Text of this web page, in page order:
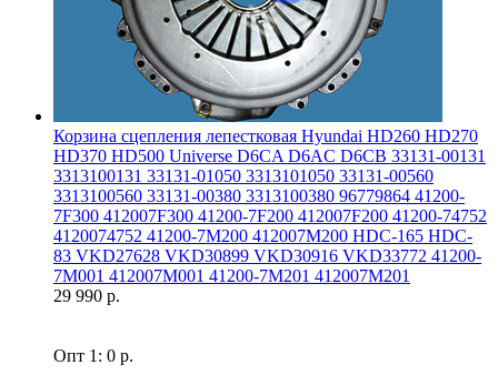
Корзина сцепления лепестковая Hyundai HD260 HD270
HD370 HD500 Universe D6CA D6AC D6CB 33131-00131
3313100131 33131-01050 3313101050 33131-00560
3313100560 33131-00380 3313100380 96779864 41200-
7F300 412007F300 41200-7F200 412007F200 41200-74752
4120074752 41200-7M200 412007M200 HDC-165 HDC-
83 VKD27628 VKD30899 VKD30916 VKD33772 41200-
7M001 412007M001 41200-7M201 412007M201
29 990 р.
Опт 1: 0 р.